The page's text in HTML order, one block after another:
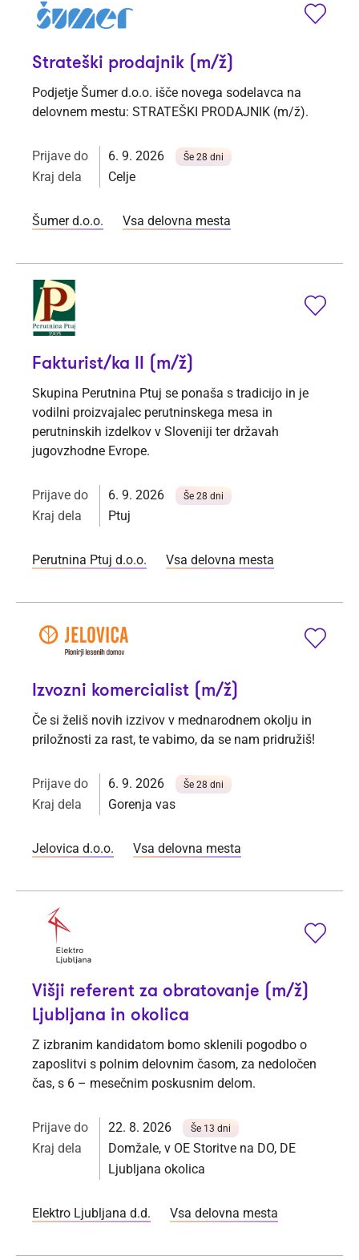
Strateški prodajnik (m/ž)
Podjetje Šumer d.o.o. išče novega sodelavca na
delovnem mestu: STRATEŠKI PRODAJNIK (m/ž).
Prijave do 6. 9. 2026 Še 28 dni
Kraj dela Celje
Šumer d.o.o. Vsa delovna mesta
Fakturist/ka II (m/ž)
Skupina Perutnina Ptuj se ponaša s tradicijo in je
vodilni proizvajalec perutninskega mesa in
perutninskih izdelkov v Sloveniji ter državah
jugovzhodne Evrope.
Prijave do 6. 9. 2026 Še 28 dni
Kraj dela Ptuj
Perutnina Ptuj d.o.o. Vsa delovna mesta
Izvozni komercialist (m/ž)
Če si želiš novih izzivov v mednarodnem okolju in
priložnosti za rast, te vabimo, da se nam pridružiš!
Prijave do 6. 9. 2026 Še 28 dni
Kraj dela Gorenja vas
Jelovica d.o.o. Vsa delovna mesta
Višji referent za obratovanje (m/ž)
Ljubljana in okolica
Z izbranim kandidatom bomo sklenili pogodbo o
zaposlitvi s polnim delovnim časom, za nedoločen
čas, s 6 – mesečnim poskusnim delom.
Prijave do 22. 8. 2026 Še 13 dni
Kraj dela
Domžale, v OE Storitve na DO, DE
Ljubljana okolica
Elektro Ljubljana d.d. Vsa delovna mesta